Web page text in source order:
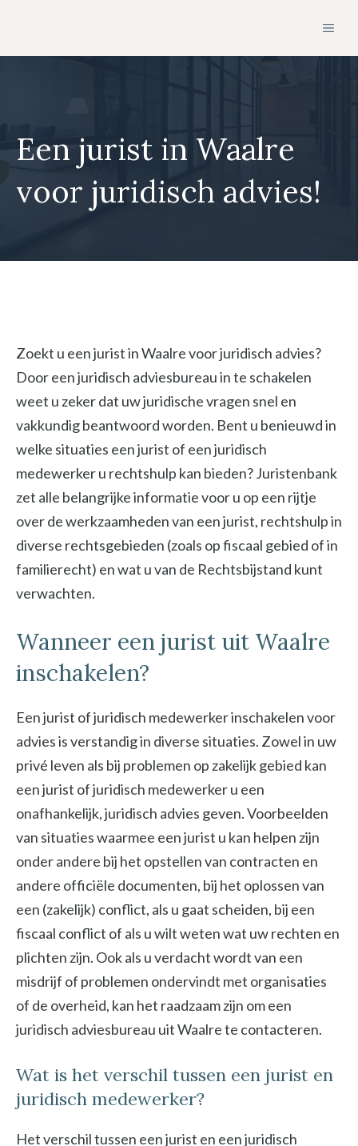
de
Een jurist in Waalre
voor juridisch advies!
Zoekt u een jurist in Waalre voor juridisch advies?
Door een juridisch adviesbureau in te schakelen
weet u zeker dat uw juridische vragen snel en
vakkundig beantwoord worden. Bent u benieuwd in
welke situaties een jurist of een juridisch
medewerker u rechtshulp kan bieden? Juristenbank
zet alle belangrijke informatie voor u op een rijtje
over de werkzaamheden van een jurist, rechtshulp in
diverse rechtsgebieden (zoals op fiscaal gebied of in
familierecht) en wat u van de Rechtsbijstand kunt
verwachten.
Wanneer een jurist uit Waalre
inschakelen?
Een jurist of juridisch medewerker inschakelen voor
advies is verstandig in diverse situaties. Zowel in uw
privé leven als bij problemen op zakelijk gebied kan
een jurist of juridisch medewerker u een
onafhankelijk, juridisch advies geven. Voorbeelden
van situaties waarmee een jurist u kan helpen zijn
onder andere bij het opstellen van contracten en
andere officiële documenten, bij het oplossen van
een (zakelijk) conflict, als u gaat scheiden, bij een
fiscaal conflict of als u wilt weten wat uw rechten en
plichten zijn. Ook als u verdacht wordt van een
misdrijf of problemen ondervindt met organisaties
of de overheid, kan het raadzaam zijn om een
juridisch adviesbureau uit Waalre te contacteren.
Wat is het verschil tussen een jurist en
juridisch medewerker?
Het verschil tussen een jurist en een juridisch